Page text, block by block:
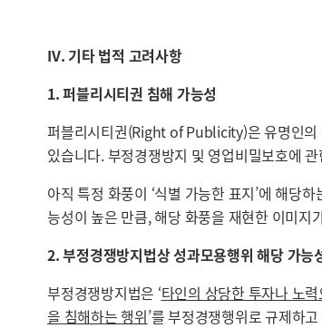
IV. 기타 법적 고려사항
1. 퍼블리시티권 침해 가능성
퍼블리시티권(Right of Publicity)은 유명인의
있습니다. 부정경쟁방지 및 영업비밀보호에
아직 특정 화풍이 ‘식별 가능한 표지’에 해당
능성이 높은 만큼, 해당 화풍을 재현한 이미
2. 부정경쟁방지법상 성과모용행위 해당 가능
부정경쟁방지법은 ‘타인의 상당한 투자나 노
을 침해하는 행위’를 부정경쟁행위로 규제하